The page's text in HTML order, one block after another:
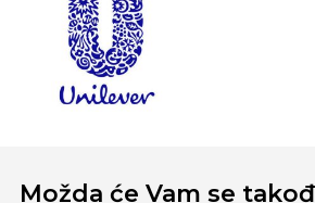
Možda će Vam se